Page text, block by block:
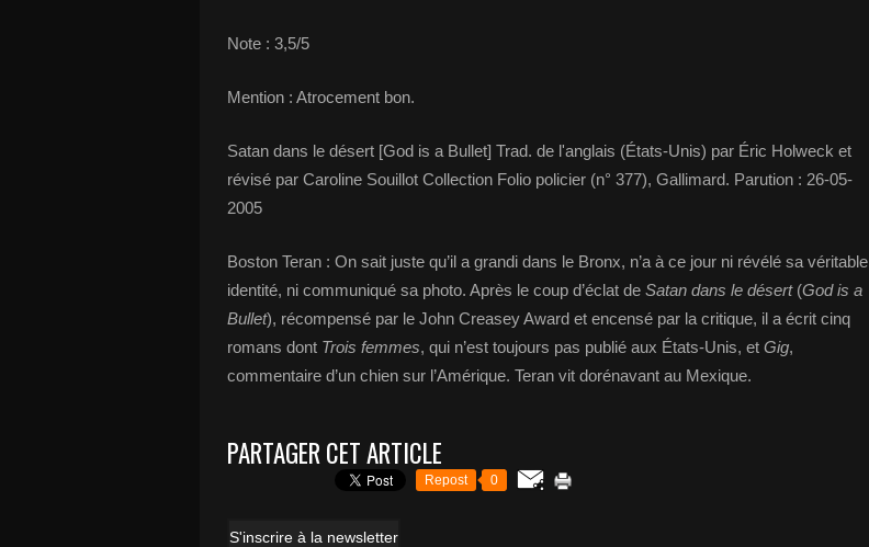
Note : 3,5/5
Mention : Atrocement bon.
Satan dans le désert [God is a Bullet] Trad. de l'anglais (États-Unis) par Éric Holweck et
révisé par Caroline Souillot Collection Folio policier (n° 377), Gallimard. Parution : 26-05-
2005
Boston Teran : On sait juste qu’il a grandi dans le Bronx, n’a à ce jour ni révélé sa véritable
identité, ni communiqué sa photo. Après le coup d’éclat de Satan dans le désert(God is a
Bullet), récompensé par le John Creasey Award et encensé par la critique, il a écrit cinq
romans dont Trois femmes, qui n’est toujours pas publié aux États-Unis, et Gig,
commentaire d’un chien sur l’Amérique. Teran vit dorénavant au Mexique.
PARTAGER CET ARTICLE
Repost 0
S'inscrire à la newsletter